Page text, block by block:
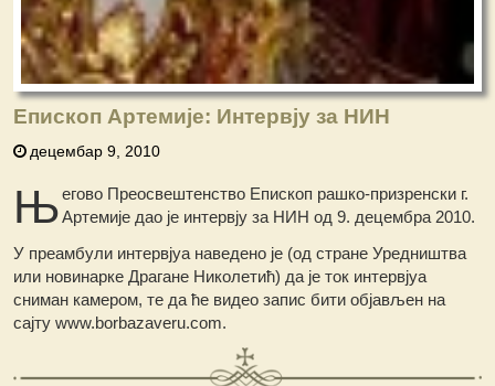
Епископ Артемије: Интервју за НИН
децембар 9, 2010
Његово Преосвештенство Епископ рашко-призренски г.
Артемије дао је интервју за НИН од 9. децембра 2010.
У преамбули интервјуа наведено је (од стране Уредништва
или новинарке Драгане Николетић) да је ток интервјуа
сниман камером, те да ће видео запис бити објављен на
сајту www.borbazaveru.com.